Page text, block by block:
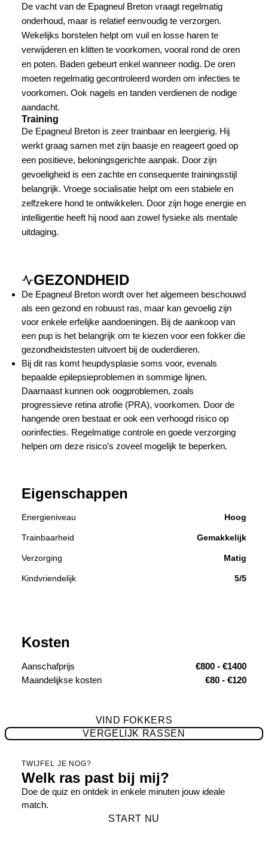
De vacht van de Epagneul Breton vraagt regelmatig
onderhoud, maar is relatief eenvoudig te verzorgen.
Wekelijks borstelen helpt om vuil en losse haren te
verwijderen en klitten te voorkomen, vooral rond de oren
en poten. Baden gebeurt enkel wanneer nodig. De oren
moeten regelmatig gecontroleerd worden om infecties te
voorkomen. Ook nagels en tanden verdienen de nodige
aandacht.
Training
De Epagneul Breton is zeer trainbaar en leergierig. Hij
werkt graag samen met zijn baasje en reageert goed op
een positieve, beloningsgerichte aanpak. Door zijn
gevoeligheid is een zachte en consequente trainingsstijl
belangrijk. Vroege socialisatie helpt om een stabiele en
zelfzekere hond te ontwikkelen. Door zijn hoge energie en
intelligentie heeft hij nood aan zowel fysieke als mentale
uitdaging.
GEZONDHEID
De Epagneul Breton wordt over het algemeen beschouwd
als een gezond en robuust ras, maar kan gevoelig zijn
voor enkele erfelijke aandoeningen. Bij de aankoop van
een pup is het belangrijk om te kiezen voor een fokker die
gezondheidstesten uitvoert bij de ouderdieren.
Bij dit ras komt heupdysplasie soms voor, evenals
bepaalde epilepsieproblemen in sommige lijnen.
Daarnaast kunnen ook oogproblemen, zoals
progressieve retina atrofie (PRA), voorkomen. Door de
hangende oren bestaat er ook een verhoogd risico op
oorinfecties. Regelmatige controle en goede verzorging
helpen om deze risico’s zoveel mogelijk te beperken.
Eigenschappen
Energieniveau Hoog
Trainbaarheid Gemakkelijk
Verzorging Matig
Kindvriendelijk 5/5
Kosten
Aanschafprijs
€800 - €1400
Maandelijkse kosten
€80 - €120
VIND FOKKERS
VERGELIJK RASSEN
TWIJFEL JE NOG?
Welk ras past bij mij?
Doe de quiz en ontdek in enkele minuten jouw ideale
match.
START NU